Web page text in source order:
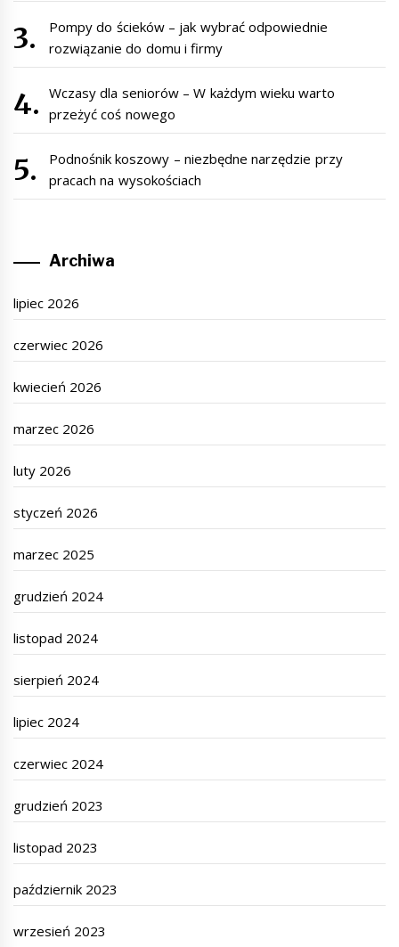
Pompy do ścieków – jak wybrać odpowiednie
rozwiązanie do domu i firmy
Wczasy dla seniorów – W każdym wieku warto
przeżyć coś nowego
Podnośnik koszowy – niezbędne narzędzie przy
pracach na wysokościach
Archiwa
lipiec 2026
czerwiec 2026
kwiecień 2026
marzec 2026
luty 2026
styczeń 2026
marzec 2025
grudzień 2024
listopad 2024
sierpień 2024
lipiec 2024
czerwiec 2024
grudzień 2023
listopad 2023
październik 2023
wrzesień 2023